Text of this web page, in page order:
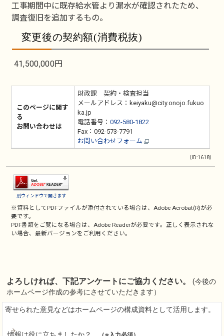
工事期間中に既存給水管より漏水が確認されたため、
調査復旧を追加するもの。
変更後の契約額(消費税抜)
41,500,000円
このページに関す
る
お問い合わせは
財政課 契約・検査担当
メールアドレス：keiyaku@city.onojo.fukuo
ka.jp
電話番号： 092-580-1822
Fax：092-573-7791
お問い合わせフォーム
（ID:1618）
別ウィンドウで開きます
※資料としてPDFファイルが添付されている場合は、Adobe Acrobat(R)が必
要です。
PDF書類をご覧になる場合は、Adobe Readerが必要です。正しく表示されな
い場合、最新バージョンをご利用ください。